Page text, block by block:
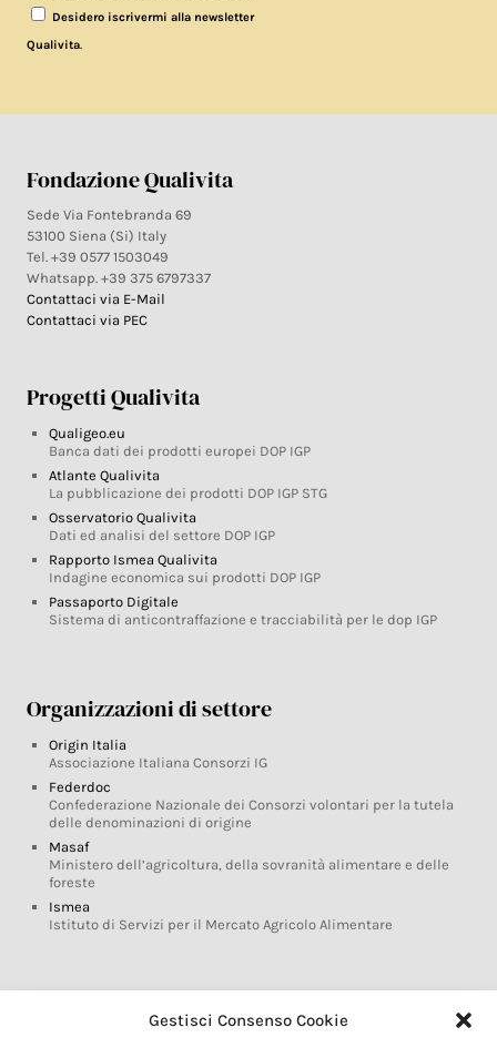
Gestisci Consenso Cookie
Desidero iscrivermi alla newsletter
Qualivita.
Fondazione Qualivita
Sede Via Fontebranda 69
53100 Siena (Si) Italy
Tel. +39 0577 1503049
Whatsapp. +39 375 6797337
Contattaci via E-Mail
Contattaci via PEC
Progetti Qualivita
Qualigeo.eu
Banca dati dei prodotti europei DOP IGP
Atlante Qualivita
La pubblicazione dei prodotti DOP IGP STG
Osservatorio Qualivita
Dati ed analisi del settore DOP IGP
Rapporto Ismea Qualivita
Indagine economica sui prodotti DOP IGP
Passaporto Digitale
Sistema di anticontraffazione e tracciabilità per le dop IGP
Organizzazioni di settore
Origin Italia
Associazione Italiana Consorzi IG
Federdoc
Confederazione Nazionale dei Consorzi volontari per la tutela
delle denominazioni di origine
Masaf
Ministero dell’agricoltura, della sovranità alimentare e delle
foreste
Ismea
Istituto di Servizi per il Mercato Agricolo Alimentare
Glossario DOP IGP